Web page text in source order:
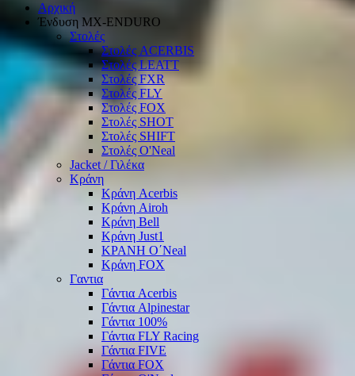
Αρχική
Ένδυση ΜΧ-ΕΝDURO
Στολές
Στολές ACERBIS
Στολές LEATT
Στολές FXR
Στολές FLY
Στολές FOX
Στολές SHOT
Στολές SHIFT
Στολές O'Neal
Jacket / Γιλέκα
Κράνη
Κράνη Acerbis
Κράνη Airoh
Κράνη Bell
Κράνη Just1
ΚΡΑΝΗ O΄Νeal
Κράνη FOX
Γαντια
Γάντια Acerbis
Γάντια Alpinestar
Γάντια 100%
Γάντια FLY Racing
Γάντια FIVE
Γάντια FOX